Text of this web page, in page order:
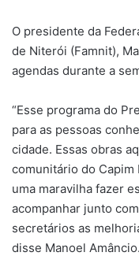
O presidente da
de Niterói (Famnit),
agendas durante a
“Esse programa do
para as pessoas
cidade. Essas obras
comunitário do
uma maravilha fazer
acompanhar junto
secretários as
disse Manoel Amâncio.